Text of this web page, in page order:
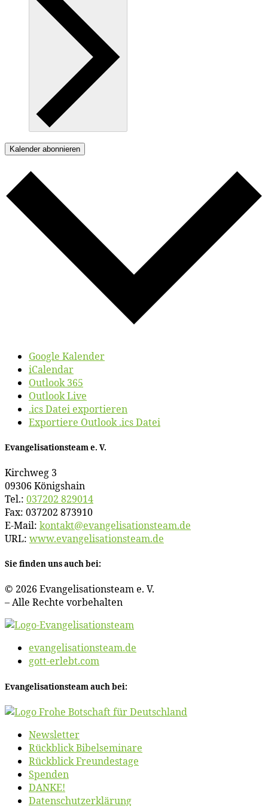
Kalender abonnieren
Google Kalender
iCalendar
Outlook 365
Outlook Live
.ics Datei exportieren
Exportiere Outlook .ics Datei
Evan­ge­li­sa­ti­ons­team e. V.
Kirch­weg 3
09306 Königshain
Tel.: 037202 829014
Fax: 037202 873910
E‑Mail: kontakt@​evangelisationsteam.​de
URL: www​.evan​ge​li​sa​ti​ons​team​.de
Sie fin­den uns auch bei:
© 2026 Evan­ge­li­sa­ti­ons­team e. V.
– Al­le Rech­te vorbehalten
evangelisationsteam.de
gott-erlebt.com
Evan­ge­li­sa­ti­ons­team auch bei:
News­let­ter
Rück­blick Bibelseminare
Rück­blick Freundestage
Spen­den
DANKE!
Daten­schutz­er­klä­rung